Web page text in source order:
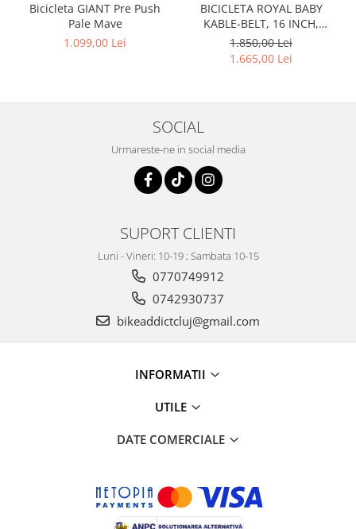
Bicicleta GIANT Pre Push
Pale Mave
1.099,00 Lei
BICICLETA ROYAL BABY
KABLE-BELT, 16 INCH,
ALBASTRU
1.850,00 Lei
1.665,00 Lei
SOCIAL
Urmareste-ne in social media
SUPORT CLIENTI
Luni - Vineri: 10-19 ; Sambata 10-15
0770749912
0742930737
bikeaddictcluj@gmail.com
INFORMATII
UTILE
DATE COMERCIALE